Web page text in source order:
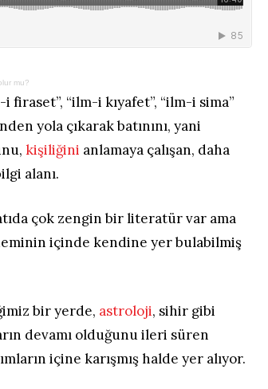
mu?
firaset”, “ilm-i kıyafet”, “ilm-i sima”
yola çıkarak batınını, yani
kişiliğini anlamaya çalışan, daha
alanı.
çok zengin bir literatür var ama
içinde kendine yer bulabilmiş
bir yerde, astroloji, sihir gibi
devamı olduğunu ileri süren
içine karışmış halde yer alıyor.